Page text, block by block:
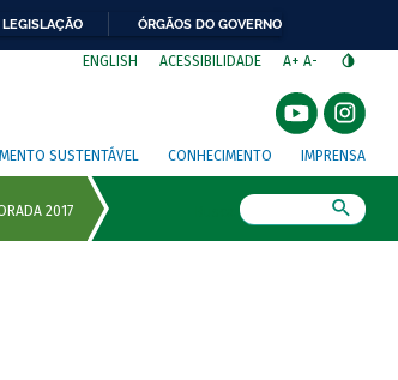
LEGISLAÇÃO ÓRGÃOS DO GOVERNO
ENGLISH ACESSIBILIDADE A+ A-
SUSTENTÁVEL CONHECIMENTO IMPRENSA